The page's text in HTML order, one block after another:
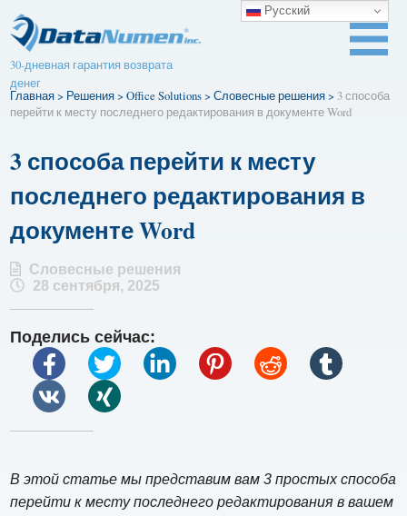
30-дневная гарантия возврата
денег
Главная> Решения>Office Solutions>Словесные решения> 3 способа
перейти к месту последнего редактирования в документе Word
3 способа перейти к месту
последнего редактирования в
документе Word
Словесные решения
28 сентября, 2025
Поделись сейчас:
В этой статье мы представим вам 3 простых способа
перейти к месту последнего редактирования в вашем
Русский